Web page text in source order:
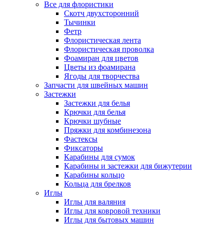
Все для флористики
Скотч двухсторонний
Тычинки
Фетр
Флористическая лента
Флористическая проволка
Фоамиран для цветов
Цветы из фоамирана
Ягоды для творчества
Запчасти для швейных машин
Застежки
Застежки для белья
Крючки для белья
Крючки шубные
Пряжки для комбинезона
Фастексы
Фиксаторы
Карабины для сумок
Карабины и застежки для бижутерии
Карабины кольцо
Кольца для брелков
Иглы
Иглы для валяния
Иглы для ковровой техники
Иглы для бытовых машин